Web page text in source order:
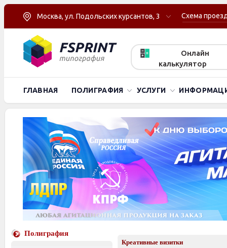
Москва, ул. Подольских курсантов, 3 Схема
Онлайн
калькулятор
ГЛАВНАЯ ПОЛИГРАФИЯ УСЛУГИ
Полиграфия
Креативные визитки